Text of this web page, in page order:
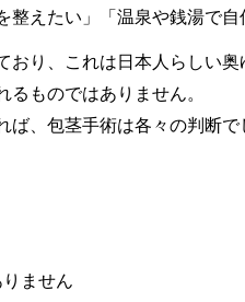
整えたい」「温泉や銭湯で
り、これは日本人らしい奥
ものではありません。
、包茎手術は各々の判断で
ません